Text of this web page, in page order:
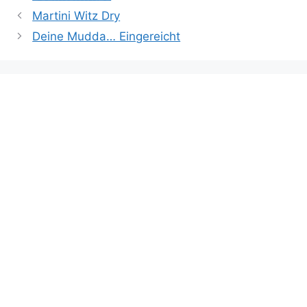
Martini Witz Dry
Deine Mudda… Eingereicht